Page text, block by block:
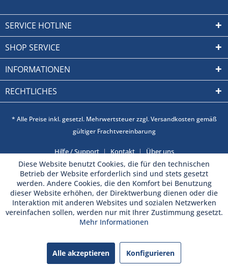
SERVICE HOTLINE
SHOP SERVICE
INFORMATIONEN
RECHTLICHES
* Alle Preise inkl. gesetzl. Mehrwertsteuer zzgl. Versandkosten gemäß
gültiger Frachtvereinbarung
Hilfe / Support Kontakt Über uns
Diese Website benutzt Cookies, die für den technischen
Betrieb der Website erforderlich sind und stets gesetzt
werden. Andere Cookies, die den Komfort bei Benutzung
dieser Website erhöhen, der Direktwerbung dienen oder die
Interaktion mit anderen Websites und sozialen Netzwerken
vereinfachen sollen, werden nur mit Ihrer Zustimmung gesetzt.
Mehr Informationen
Alle akzeptieren Konfigurieren